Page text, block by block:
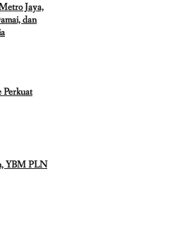
Jaya,
dan
Perkuat
YBM PLN